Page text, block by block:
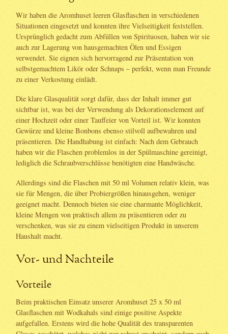
Wir haben die Aromhuset leeren Glasflaschen in verschiedenen
Situationen eingesetzt und konnten ihre Vielseitigkeit feststellen.
Ursprünglich gedacht zum Abfüllen von Spirituosen, haben wir sie
auch zur Lagerung von hausgemachten Ölen und Essigen
verwendet. Sie eignen sich hervorragend zur Präsentation von
selbstgemachtem Likör oder Schnaps – perfekt, wenn man Freunde
zu einer Verkostung einlädt.
Die klare Glasqualität sorgt dafür, dass der Inhalt immer gut
sichtbar ist, was bei der Verwendung als Dekorationselement auf
einer Hochzeit oder einer Tauffeier von Vorteil ist. Wir konnten
Gewürze und kleine Bonbons ebenso stilvoll aufbewahren und
präsentieren. Die Handhabung ist einfach: Nach dem Gebrauch
haben wir die Flaschen problemlos in der Spülmaschine gereinigt,
lediglich die Schraubverschlüsse benötigten eine Handwäsche.
Allerdings sind die Flaschen mit 50 ml Volumen relativ klein, was
sie für Mengen, die über Probiergrößen hinausgehen, weniger
geeignet macht. Dennoch bieten sie eine charmante Möglichkeit,
kleine Mengen von praktisch allem zu präsentieren oder zu
verschenken, was sie zu einem vielseitigen Produkt in unserem
Haushalt macht.
Vor- und Nachteile
Vorteile
Beim praktischen Einsatz unserer Aromhuset 25 x 50 ml
Glasflaschen mit Wodkahals sind einige positive Aspekte
aufgefallen. Erstens wird die hohe Qualität des transparenten